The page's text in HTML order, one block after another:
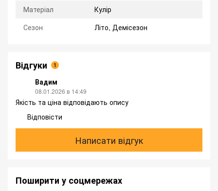
Матеріал
Кулір
Сезон
Літо, Демісезон
Відгуки 1
Вадим
08.01.2026 в 14:49
Якість та ціна відповідають опису
Відповісти
Написати відгук
Поширити у соцмережах